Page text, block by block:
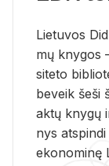
Lie­tu­vos
mų kny­gos
si­te­to
be­veik šeši
aktų kny­gų
nys
eko­no­mi­nę